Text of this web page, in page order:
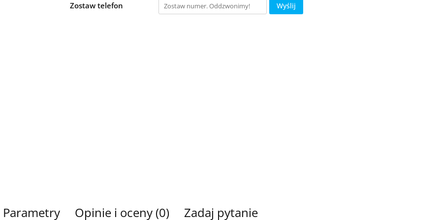
Zostaw telefon Wyślij
Parametry Opinie i oceny (0) Zadaj pytanie